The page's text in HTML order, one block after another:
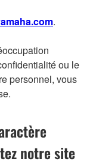
.
ou le
personnel, vous
notre site